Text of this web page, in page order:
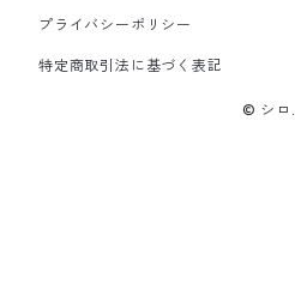
プライバシーポリシー
特定商取引法に基づく表記
© シロ.